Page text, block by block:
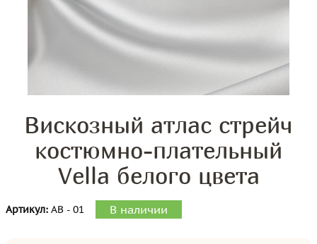
Вискозный атлас стрейч
костюмно-плательный
Vella белого цвета
Артикул: АВ - 01 В наличии